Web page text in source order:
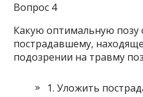
Вопрос 4
Какую оптимальную позу
пострадавшему,
подозрении на травму
1. Уложить